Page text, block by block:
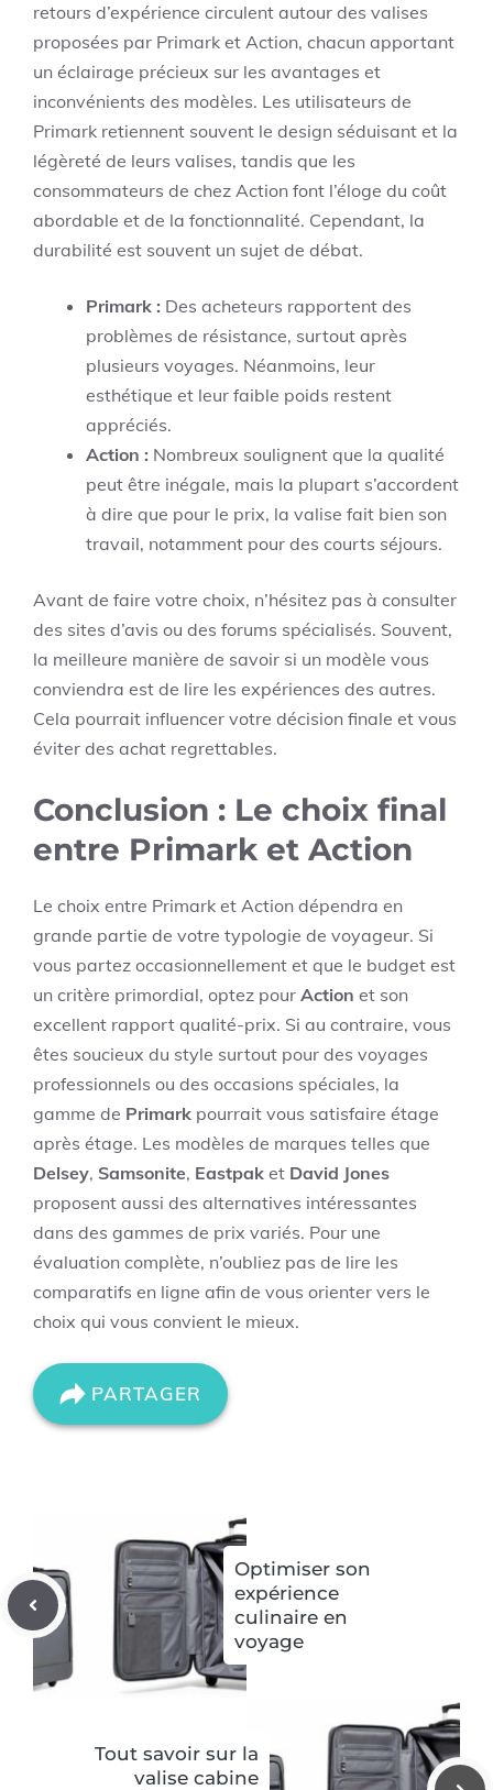
retours d’expérience circulent autour des valises
proposées par Primark et Action, chacun apportant
un éclairage précieux sur les avantages et
inconvénients des modèles. Les utilisateurs de
Primark retiennent souvent le design séduisant et la
légèreté de leurs valises, tandis que les
consommateurs de chez Action font l’éloge du coût
abordable et de la fonctionnalité. Cependant, la
durabilité est souvent un sujet de débat.
Primark : Des acheteurs rapportent des
problèmes de résistance, surtout après
plusieurs voyages. Néanmoins, leur
esthétique et leur faible poids restent
appréciés.
Action : Nombreux soulignent que la qualité
peut être inégale, mais la plupart s’accordent
à dire que pour le prix, la valise fait bien son
travail, notamment pour des courts séjours.
Avant de faire votre choix, n’hésitez pas à consulter
des sites d’avis ou des forums spécialisés. Souvent,
la meilleure manière de savoir si un modèle vous
conviendra est de lire les expériences des autres.
Cela pourrait influencer votre décision finale et vous
éviter des achat regrettables.
Conclusion : Le choix final
entre Primark et Action
Le choix entre Primark et Action dépendra en
grande partie de votre typologie de voyageur. Si
vous partez occasionnellement et que le budget est
un critère primordial, optez pour Action et son
excellent rapport qualité-prix. Si au contraire, vous
êtes soucieux du style surtout pour des voyages
professionnels ou des occasions spéciales, la
gamme de Primark pourrait vous satisfaire étage
après étage. Les modèles de marques telles que
Delsey, Samsonite, Eastpak et David Jones
proposent aussi des alternatives intéressantes
dans des gammes de prix variés. Pour une
évaluation complète, n’oubliez pas de lire les
comparatifs en ligne afin de vous orienter vers le
choix qui vous convient le mieux.
PARTAGER
Optimiser son
expérience
culinaire en
voyage
Tout savoir sur la
valise cabine